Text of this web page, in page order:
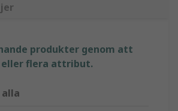
produkter genom att
flera attribut.